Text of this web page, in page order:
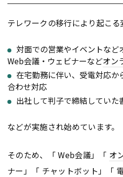
テレワークの移行により起こ
対面での営業やイベントなど
Web会議・ウェビナーなどオン
在宅勤務に伴い、受電対応
合わせ対応
出社して判子で締結していた
などが実施され始めています。
そのため、「 Web会議」「 オ
ナー」「 チャットボット」「